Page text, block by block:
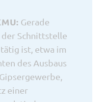
Gerade
Schnittstelle
ist, etwa im
des Ausbaus
einer